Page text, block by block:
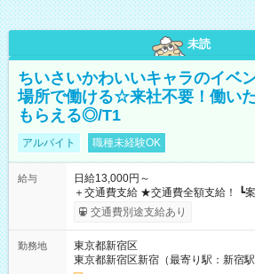
未読
ちいさいかわいいキャラのイベ
場所で働ける☆来社不要！働い
もらえる◎/T1
アルバイト 職種未経験OK
給与
日給13,000円～
＋交通費支給 ★交通費全額支給！ ┗案件により規定あり ★日払
いOK！（規定あり） ┗働いたその日
ンビニATMから 日払い分を引き落とせます！ 【
交通費別途支給あり
勤務地
東京都新宿区
東京都新宿区新宿（最寄り駅：新宿駅